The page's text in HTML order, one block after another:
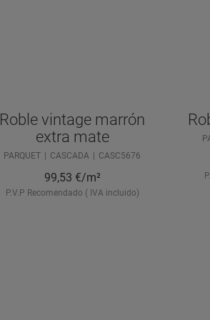
Roble vintage marrón
extra mate
PARQUET CASCADA CASC5676
99,53 €/m²
P.V.P Recomendado ( IVA incluido)